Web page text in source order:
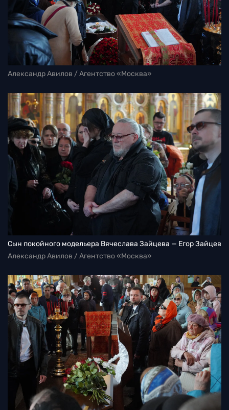
Александр Авилов / Агентство «Москва»
Сын покойного модельера Вячеслава Зайцева — Егор Зайцев
Александр Авилов / Агентство «Москва»